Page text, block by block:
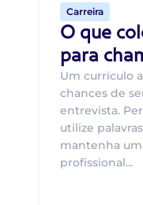
Carreira
O que
para
Um currículo
chances de
entrevista.
utilize
mantenha
profissional...